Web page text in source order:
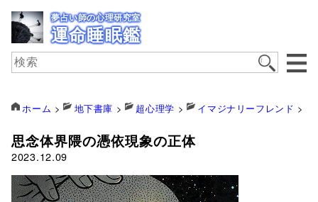
夢占い師の心理研究室
運命睡眠鑑
ホーム > 地下書庫 > 超心理学 > イマジナリーフレンド >
思念体界隈の憑依現象の正体
2023.12.09